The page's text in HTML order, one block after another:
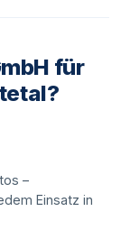
für
–
Einsatz in